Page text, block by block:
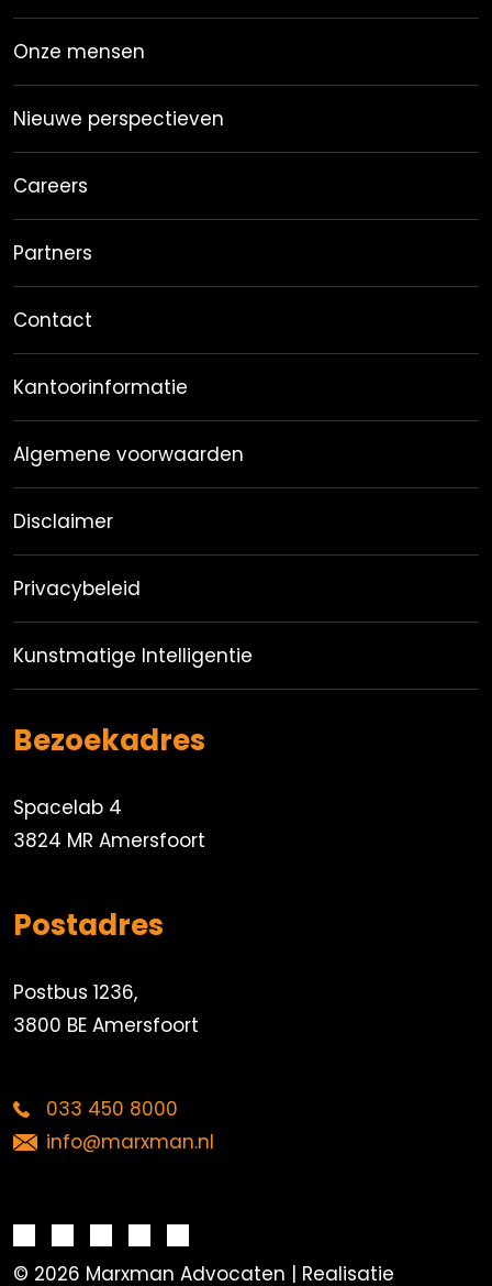
Onze mensen
Nieuwe perspectieven
Careers
Partners
Contact
Kantoorinformatie
Algemene voorwaarden
Disclaimer
Privacybeleid
Kunstmatige Intelligentie
Bezoekadres
Spacelab 4
3824 MR Amersfoort
Postadres
Postbus 1236,
3800 BE Amersfoort
033 450 8000
info@marxman.nl
© 2026 Marxman Advocaten | Realisatie